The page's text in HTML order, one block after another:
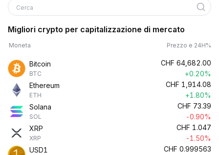
Cerca
Migliori crypto per capitalizzazione di mercato
Moneta Prezzo e 24H%
Bitcoin
BTC
CHF 64,682.00
+0.20%
Ethereum
ETH
CHF 1,914.08
+1.80%
Solana
SOL
CHF 73.39
-0.90%
XRP
XRP
CHF 1.047
-1.50%
USD1
CHF 0.999563